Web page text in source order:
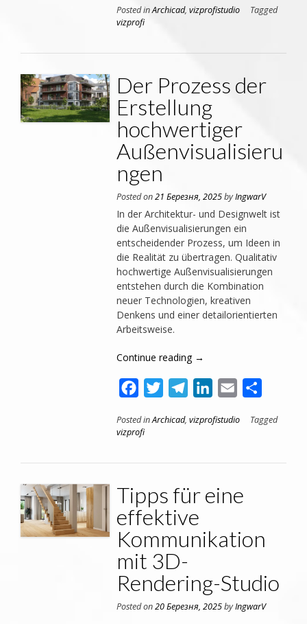
Posted inArchicad, vizprofistudio
Tagged
vizprofi
Der Prozess der
Erstellung
hochwertiger
Außenvisualisieru
ngen
Posted on21 Березня, 2025byIngwarV
In der Architektur- und Designwelt ist
die Außenvisualisierungen ein
entscheidender Prozess, um Ideen in
die Realität zu übertragen. Qualitativ
hochwertige Außenvisualisierungen
entstehen durch die Kombination
neuer Technologien, kreativen
Denkens und einer detailorientierten
Arbeitsweise.
Continue reading →
FacebookTwitterTelegramLinkedIn
Email
Posted inArchicad, vizprofistudio
Tagged
vizprofi
Tipps für eine
effektive
Kommunikation
mit 3D-
Rendering-Studio
Posted on20 Березня, 2025byIngwarV